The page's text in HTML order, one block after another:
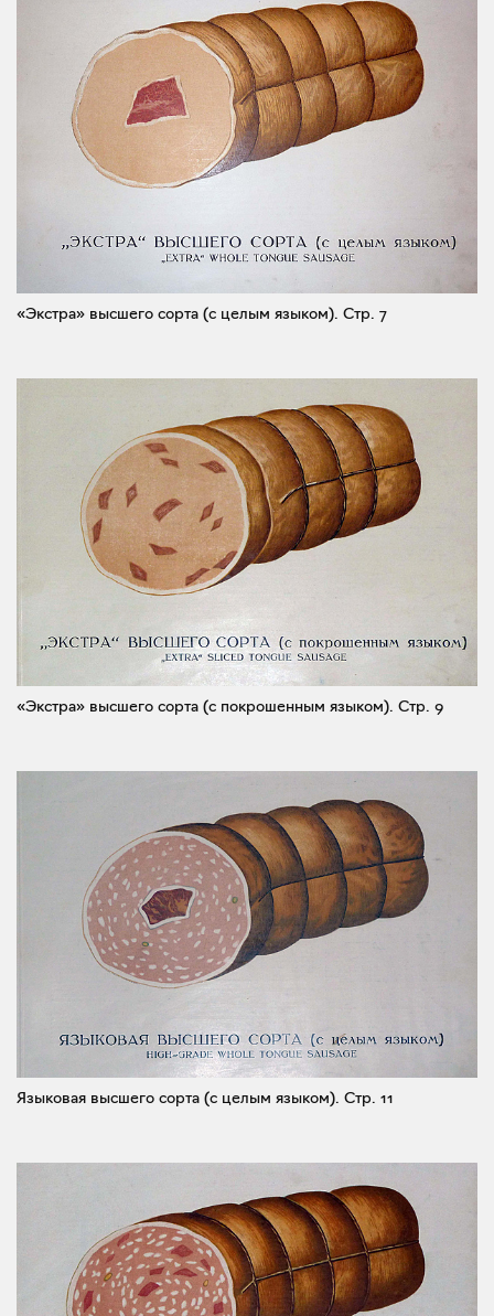
«Экстра» высшего сорта (с целым языком). Стр. 7
«Экстра» высшего сорта (с покрошенным языком). Стр. 9
Языковая высшего сорта (с целым языком). Стр. 11